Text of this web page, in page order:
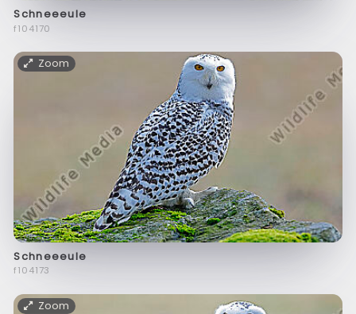
Schneeeule
f104170
Zoom
Schneeeule
f104173
Zoom